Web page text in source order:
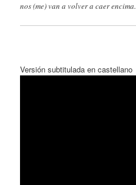
nos (me) van a volver a caer encima.
Versión subtitulada en castellano